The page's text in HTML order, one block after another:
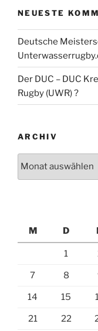
DUC Krefeld
Facebook
Die Unterwasser-
NEUESTE
Deutsche
Der DUC – DUC
Rugby (UWR) ?
ARCHIV
M
D
1
7 8
14 15
21 22